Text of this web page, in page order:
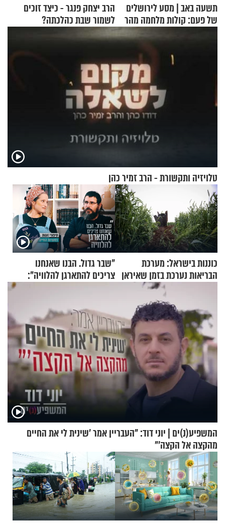
תשעה באב | מסע לירושלים
של פעם: קולות מלחמה מהר
הרב יצחק פנגר - כיצד זוכים
לשמור שבת כהלכתה?
טלויזיה ותקשורת - הרב זמיר כהן
כוננות בישראל: מערכת
הבריאות נערכת בזמן שאיראן
מאיימת על הבריטים
"שבר גדול. הבנו שאנחנו
צריכים להתארגן להלוויה":
המשפיע(נ)ים | יוני דוד: "העבריין אמר 'שינית לי את החיים
מהקצה אל הקצה'"